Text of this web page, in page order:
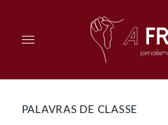
PALAVRAS DE CLASSE